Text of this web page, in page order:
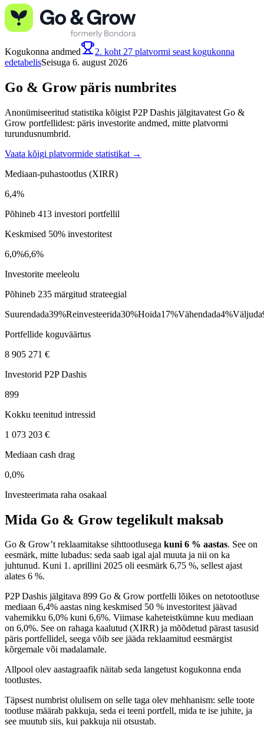
Kogukonna andmed
2. koht 27 platvormi seast kogukonna
edetabelisSeisuga 6. august 2026
Go & Grow päris numbrites
Anonümiseeritud statistika kõigist P2P Dashis jälgitavatest Go &
Grow portfellidest: päris investorite andmed, mitte platvormi
turundusnumbrid.
Vaata kõigi platvormide statistikat →
Mediaan-puhastootlus (XIRR)
6,4%
Põhineb 413 investori portfellil
Keskmised 50% investoritest
6,0%6,6%
Investorite meeleolu
Põhineb 235 märgitud strateegial
Suurendada39%Reinvesteerida30%Hoida17%Vähendada4%Väljuda
Portfellide koguväärtus
8 905 271 €
Investorid P2P Dashis
899
Kokku teenitud intressid
1 073 203 €
Mediaan cash drag
0,0%
Investeerimata raha osakaal
Mida Go & Grow tegelikult maksab
Go & Grow’t reklaamitakse sihttootlusega kuni 6 % aastas. See on
eesmärk, mitte lubadus: seda saab igal ajal muuta ja nii on ka
juhtunud. Kuni 1. aprillini 2025 oli eesmärk 6,75 %, sellest ajast
alates 6 %.
P2P Dashis jälgitava 899 Go & Grow portfelli lõikes on netotootluse
mediaan 6,4% aastas ning keskmised 50 % investoritest jäävad
vahemikku 6,0% kuni 6,6%. Viimase kaheteistkümne kuu mediaan
on 6,0%. See on rahaga kaalutud (XIRR) ja mõõdetud pärast tasusid
päris portfellidel, seega võib see jääda reklaamitud eesmärgist
kõrgemale või madalamale.
Allpool olev aastagraafik näitab seda langetust kogukonna enda
tootlustes.
Täpsest numbrist olulisem on selle taga olev mehhanism: selle toote
tootluse määrab pakkuja, seda ei teeni portfell, mida te ise juhite, ja
see muutub siis, kui pakkuja nii otsustab.